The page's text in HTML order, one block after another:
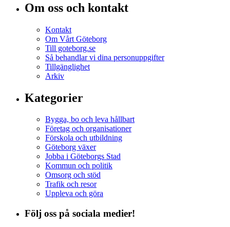
Om oss och kontakt
Kontakt
Om Vårt Göteborg
Till goteborg.se
Så behandlar vi dina personuppgifter
Tillgänglighet
Arkiv
Kategorier
Bygga, bo och leva hållbart
Företag och organisationer
Förskola och utbildning
Göteborg växer
Jobba i Göteborgs Stad
Kommun och politik
Omsorg och stöd
Trafik och resor
Uppleva och göra
Följ oss på sociala medier!